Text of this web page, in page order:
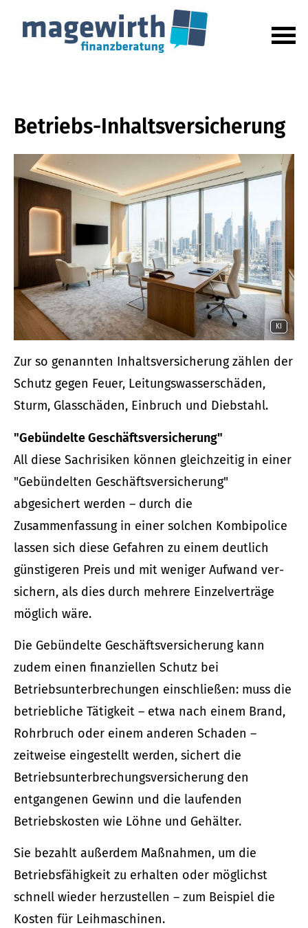
Betriebs-Inhaltsversicherung
KI
Zur so genannten Inhaltsversicherung zählen der
Schutz gegen Feuer, Leitungswasserschäden,
Sturm, Glasschäden, Einbruch und Diebstahl.
"Gebündelte Geschäftsversicherung"
All diese Sachrisiken können gleichzeitig in einer
"Gebündelten Geschäftsversicherung"
abgesichert werden – durch die
Zusammenfassung in einer solchen Kombipolice
lassen sich diese Gefahren zu einem deutlich
günstigeren Preis und mit weniger Aufwand ver­
sichern, als dies durch mehrere Einzelverträge
möglich wäre.
Die Gebündelte Geschäftsversicherung kann
zudem einen finanziellen Schutz bei
Betriebsunterbrechungen einschließen: muss die
betriebliche Tätigkeit – etwa nach einem Brand,
Rohrbruch oder einem anderen Schaden –
zeitweise eingestellt werden, sichert die
Betriebsunterbrechungsversicherung den
entgangenen Gewinn und die laufenden
Betriebskosten wie Löhne und Gehälter.
Sie bezahlt außerdem Maßnahmen, um die
Betriebsfähigkeit zu erhalten oder möglichst
schnell wieder herzustellen – zum Beispiel die
Kosten für Leihmaschinen.